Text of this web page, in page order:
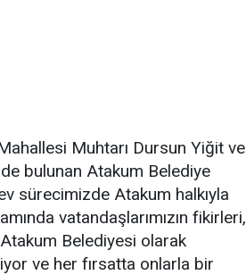
Muhtarı Dursun Yiğit ve
bulunan Atakum Belediye
sürecimizde Atakum halkıyla
vatandaşlarımızın fikirleri,
Belediyesi olarak
ve her fırsatta onlarla bir